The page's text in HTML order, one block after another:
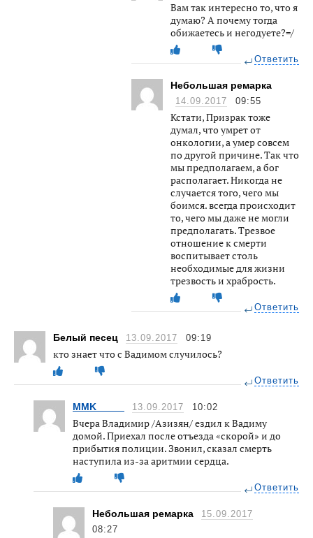
Вам так интересно то, что я
думаю? А почему тогда
обижаетесь и негодуете?=/
Ответить
Небольшая ремарка
14.09.2017 09:55
Кстати, Призрак тоже
думал, что умрет от
онкологии, а умер совсем
по другой причине. Так что
мы предполагаем, а бог
располагает. Никогда не
случается того, чего мы
боимся. всегда происходит
то, чего мы даже не могли
предполагать. Трезвое
отношение к смерти
воспитывает столь
необходимые для жизни
трезвость и храбрость.
Ответить
Белый песец 13.09.2017 09:19
кто знает что с Вадимом случилось?
Ответить
MMK_____ 13.09.2017 10:02
Вчера Владимир /Азизян/ ездил к Вадиму
домой. Приехал после отъезда «скорой» и до
прибытия полиции. Звонил, сказал смерть
наступила из-за аритмии сердца.
Ответить
Небольшая ремарка
15.09.2017
08:27